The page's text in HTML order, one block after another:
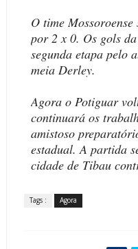
O time
por 2 x 0. Os gols
segunda etapa pelo
meia Derley.
Agora o Potiguar
continuará os
amistoso
estadual. A partida
cidade de Tibau
Tags : Agora